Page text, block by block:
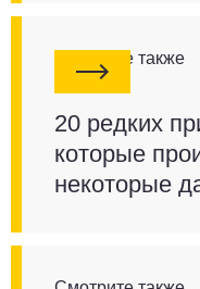
Смотрите также
20 редких
которые
некоторые